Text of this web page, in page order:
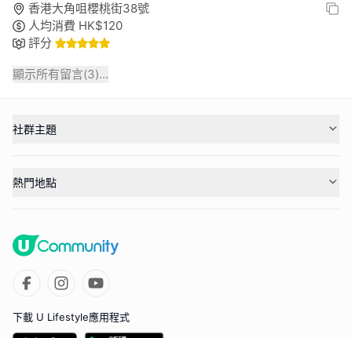
香港大角咀櫻桃街38號
人均消費 HK$120
評分
顯示所有留言(3)...
社群主題
熱門地點
下載 U Lifestyle應用程式